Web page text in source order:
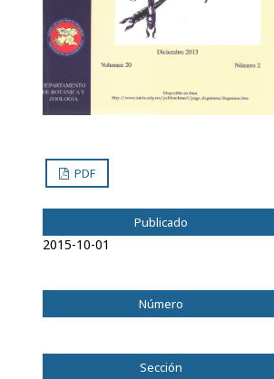
PDF
Publicado
2015-10-01
Número
Sección